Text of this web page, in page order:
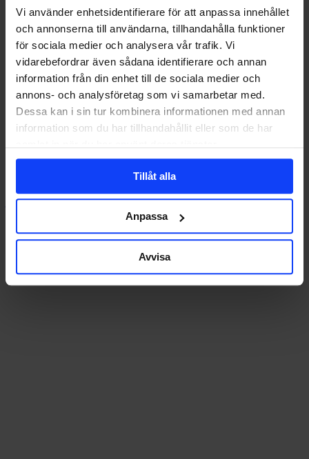
Vi använder enhetsidentifierare för att anpassa innehållet
och annonserna till användarna, tillhandahålla funktioner
för sociala medier och analysera vår trafik. Vi
vidarebefordrar även sådana identifierare och annan
information från din enhet till de sociala medier och
annons- och analysföretag som vi samarbetar med.
Dessa kan i sin tur kombinera informationen med annan
information som du har tillhandahållit eller som de har
Tillåt alla
Anpassa
Avvisa
RÖRLIGT UPPDRAG
x
Stadium
–
springer
du?
Nike x Stadium – Varför springer du?
För att rensa huvudet, för att få en stund av ensamtid eller för att
johan@glorydays.se2021-05-17